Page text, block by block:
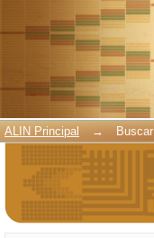
ALIN Principal → Buscar